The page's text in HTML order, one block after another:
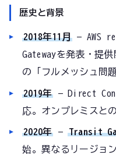
歴史と背景
2018年11月 — AWS
Gatewayを発表・提
の「フルメッシュ問
2019年 — Direct
応。オンプレミスと
2020年 —Transit
始。異なるリージョ